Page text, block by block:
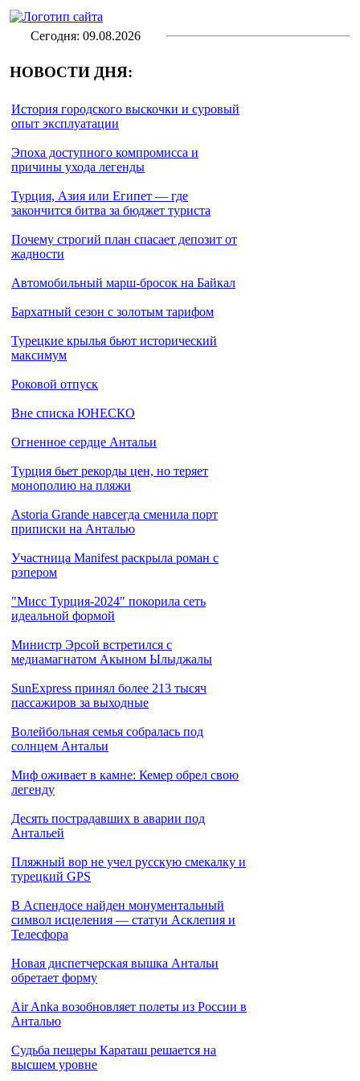
Сегодня: 09.08.2026
НОВОСТИ ДНЯ:
История городского выскочки и суровый
опыт эксплуатации
Эпоха доступного компромисса и
причины ухода легенды
Турция, Азия или Египет — где
закончится битва за бюджет туриста
Почему строгий план спасает депозит от
жадности
Автомобильный марш-бросок на Байкал
Бархатный сезон с золотым тарифом
Турецкие крылья бьют исторический
максимум
Роковой отпуск
Вне списка ЮНЕСКО
Огненное сердце Антальи
Турция бьет рекорды цен, но теряет
монополию на пляжи
Astoria Grande навсегда сменила порт
приписки на Анталью
Участница Manifest раскрыла роман с
рэпером
"Мисс Турция-2024" покорила сеть
идеальной формой
Министр Эрсой встретился с
медиамагнатом Акыном Ылыджалы
SunExpress принял более 213 тысяч
пассажиров за выходные
Волейбольная семья собралась под
солнцем Антальи
Миф оживает в камне: Кемер обрел свою
легенду
Десять пострадавших в аварии под
Антальей
Пляжный вор не учел русскую смекалку и
турецкий GPS
В Аспендосе найден монументальный
символ исцеления — статуи Асклепия и
Телесфора
Новая диспетчерская вышка Антальи
обретает форму
Air Anka возобновляет полеты из России в
Анталью
Cудьба пещеры Караташ решается на
высшем уровне